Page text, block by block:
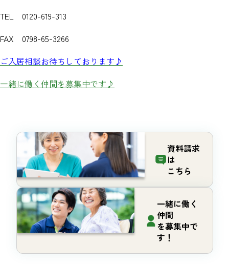
TEL 0120-619-313
FAX 0798-65-3266
ご入居相談お待ちしております♪
一緒に働く仲間を募集中です♪
資料請求
は
こちら
一緒に働く
仲間
を募集中で
す！